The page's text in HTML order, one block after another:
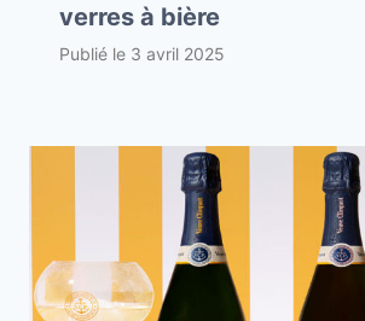
verres à bière
Publié le 3 avril 2025